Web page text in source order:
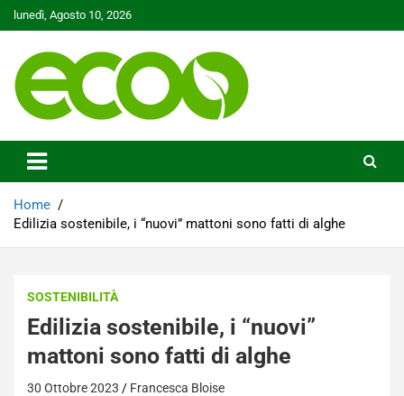
Skip
to
lunedì, Agosto 10, 2026
Ecoo.it
Home
Edilizia sostenibile, i “nuovi” mattoni sono fatti di alghe
SOSTENIBILITÀ
Edilizia sostenibile, i “nuovi”
mattoni sono fatti di alghe
30 Ottobre 2023 Francesca Bloise